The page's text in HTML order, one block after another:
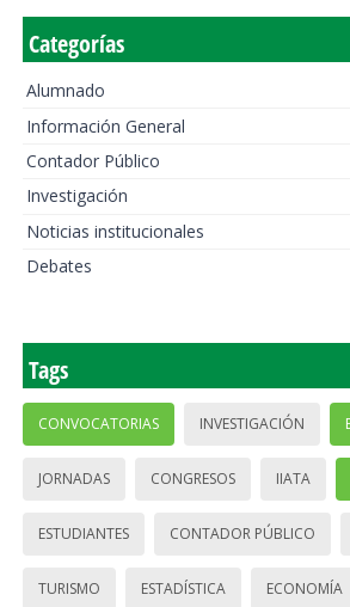
Categorías
Alumnado
Información General
Contador Público
Investigación
Noticias institucionales
Debates
Tags
CONVOCATORIAS INVESTIGACIÓN
JORNADAS CONGRESOS IIATA
ESTUDIANTES CONTADOR PÚBLICO
TURISMO ESTADÍSTICA ECONOMÍA